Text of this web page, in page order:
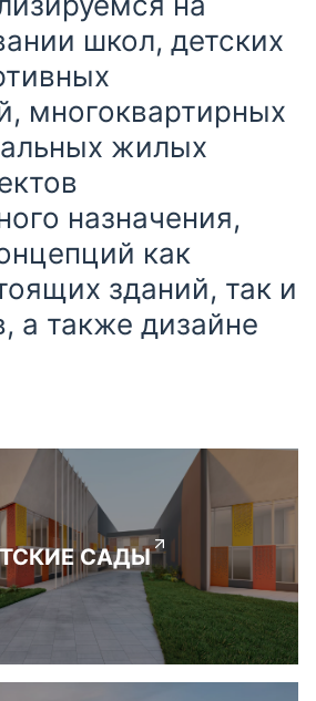
школ, детских
многоквартирных
жилых
назначения,
как
зданий, так и
а также дизайне
САДЫ